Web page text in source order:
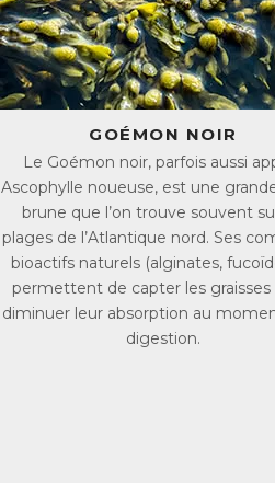
GOÉMON NOIR
Le Goémon noir, parfois aussi
Ascophylle noueuse, est une
brune que l’on trouve souvent
plages de l’Atlantique nord. Ses
bioactifs naturels (alginates,
permettent de capter les graisses
diminuer leur absorption au
digestion.